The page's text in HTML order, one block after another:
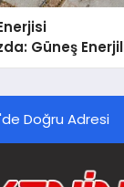
Güneş
Otopark)
Doğru Adresi